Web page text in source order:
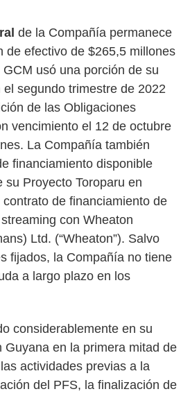
de la Compañía permanece
de efectivo de $265,5 millones
usó una porción de su
segundo trimestre de 2022
de las Obligaciones
vencimiento el 12 de octubre
La Compañía también
financiamiento disponible
su Proyecto Toroparu en
de financiamiento de
con Wheaton
Ltd. (“Wheaton”). Salvo
fijados, la Compañía no tiene
a largo plazo en los
en su
Guyana en la primera mitad de
actividades previas a la
del PFS, la finalización de